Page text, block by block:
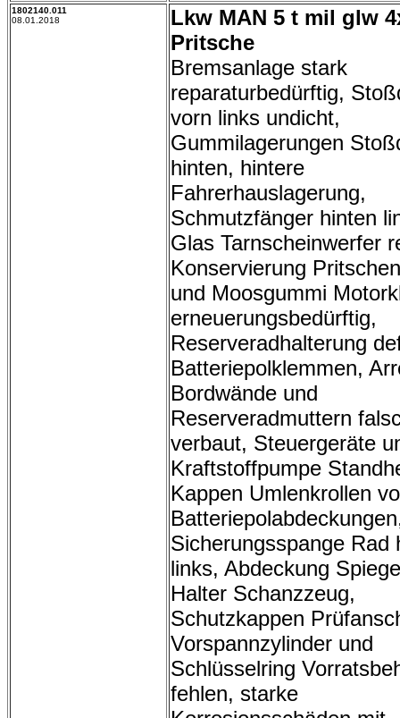
1802140.011
08.01.2018
Lkw MAN 5 t mil glw
Pritsche
Bremsanlage stark
reparaturbedürftig,
vorn links undicht,
Gummilagerungen
hinten, hintere
Fahrerhauslagerung,
Schmutzfänger hinten
Glas Tarnscheinwerfer
Konservierung
und Moosgummi
erneuerungsbedürftig,
Reserveradhalterung
Batteriepolklemmen,
Bordwände und
Reserveradmuttern
verbaut, Steuergeräte
Kraftstoffpumpe
Kappen Umlenkrollen
Sicherungsspange Rad
links, Abdeckung
Halter Schanzzeug,
Schutzkappen
Vorspannzylinder und
Schlüsselring
fehlen, starke